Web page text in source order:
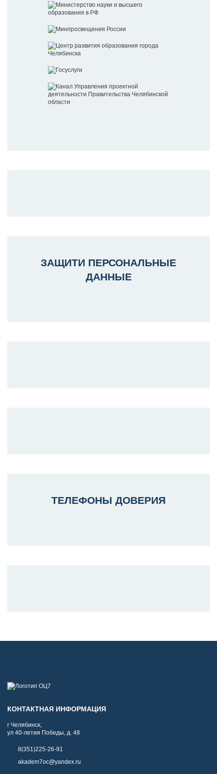
ЗАЩИТИ ПЕРСОНАЛЬНЫЕ
ДАННЫЕ
ТЕЛЕФОНЫ ДОВЕРИЯ
КОНТАКТНАЯ ИНФОРМАЦИЯ
г Челябинск,
ул 40-летия Победы, д. 48
8(351)225-26-91
akadem7oc@yandex.ru